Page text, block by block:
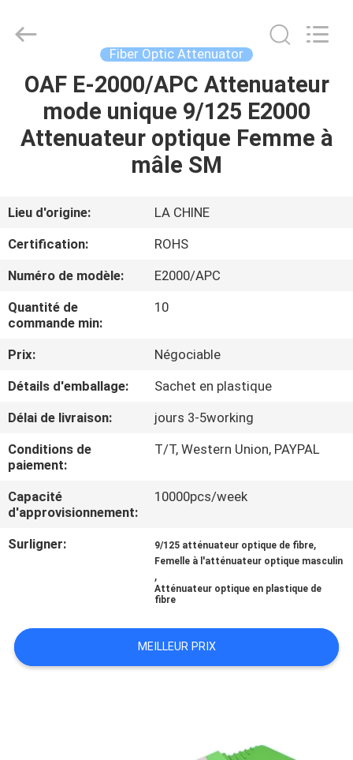
MAISON
PRODUITS
SUJET
DE
NOUS
VISITE
D'USINE
CONTRÔLE
DE
QUALITÉ
CONTACTEZ-
NOUS
DEMANDEZ
Electronics&Communication
Reserved.
Fiber Optic Attenuator
OAF E-2000/APC Attenuateur
mode unique 9/125 E2000
Attenuateur optique Femme à
mâle SM
Lieu d'origine:
LA CHINE
Certification:
ROHS
Numéro de modèle:
E2000/APC
Quantité de
commande min:
10
Prix:
Négociable
Détails d'emballage:
Sachet en plastique
Délai de livraison:
jours 3-5working
Conditions de
paiement:
T/T, Western Union, PAYPAL
Capacité
d'approvisionnement:
10000pcs/week
Surligner: 9/125 atténuateur optique de fibre,
Femelle à l'atténuateur optique masculin
,
Atténuateur optique en plastique de
fibre
MEILLEUR PRIX